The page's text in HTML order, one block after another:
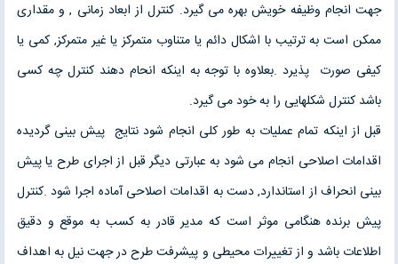
جهت انجام وظیفه خویش بهره می گیرد. کنترل از ابعاد زمانی ‚ و مقداری
ممکن است به ترتیب با اشکال دائم یا متناوب متمرکز یا غیر متمرکز‚ کمی یا
کیفی صورت پذیرد .بعلاوه با توجه به اینکه انحام دهند کنترل چه کسی
باشد کنترل شکلهایی را به خود می گیرد.
قبل از اینکه تمام عملیات به طور کلی انجام شود نتایج پیش بینی گردیده
اقدامات اصلاحی انجام می شود به عبارتی دیگر قبل از اجرای طرح یا پیش
بینی انحراف از استاندارد‚ دست به اقدامات اصلاحی آماده اجرا شود .کنترل
پیش برنده هنگامی موثر است که مدیر قادر به کسب به موقع و دقیق
اطلاعات باشد و از تغییرات محیطی و پیشرفت طرح در جهت نیل به اهداف